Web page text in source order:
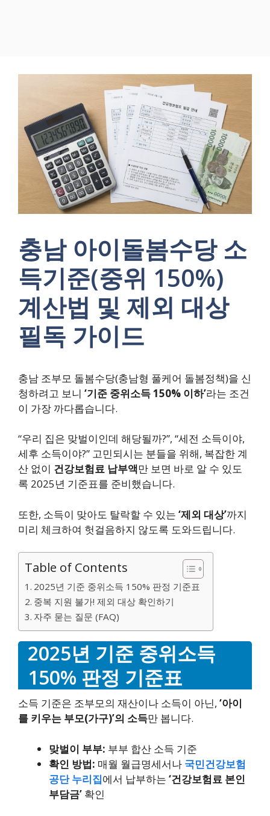
충남 아이돌봄수당 소
득기준(중위 150%)
계산법 및 제외 대상
필독 가이드
충남 조부모 돌봄수당(충남형 풀케어 돌봄정책)을 신
청하려고 보니 ‘기준 중위소득 150% 이하’라는 조건
이 가장 까다롭습니다.
“우리 집은 맞벌이인데 해당될까?”, “세전 소득이야,
세후 소득이야?” 고민되시는 분들을 위해, 복잡한 계
산 없이 건강보험료 납부액만 보면 바로 알 수 있도
록 2025년 기준표를 준비했습니다.
또한, 소득이 맞아도 탈락할 수 있는 ‘제외 대상’까지
미리 체크하여 헛걸음하지 않도록 도와드립니다.
Table of Contents
2025년 기준 중위소득 150% 판정 기준표
중복 지원 불가! 제외 대상 확인하기
자주 묻는 질문 (FAQ)
2025년 기준 중위소득
150% 판정 기준표
소득 기준은 조부모의 재산이나 소득이 아닌, ‘아이
를 키우는 부모(가구)’의 소득만 봅니다.
맞벌이 부부: 부부 합산 소득 기준
확인 방법: 매월 월급명세서나 국민건강보험
공단 누리집에서 납부하는 ‘건강보험료 본인
부담금’ 확인